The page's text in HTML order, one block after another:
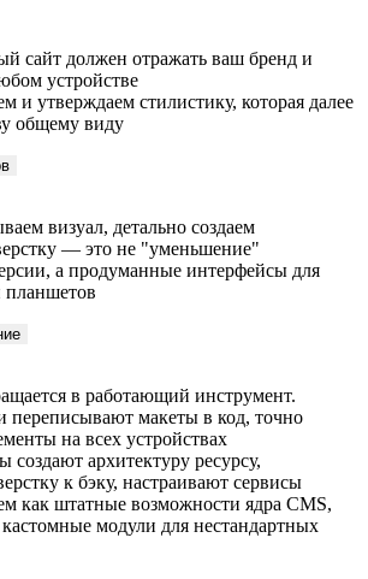
устройстве
и утверждаем стилистику, которая далее
общему виду
— это не "уменьшение"
а продуманные интерфейсы для
планшетов
переписывают макеты в код, точно
на всех устройствах
создают архитектуру ресурсу,
к бэку, настраивают сервисы
как штатные возможности ядра CMS,
кастомные модули для нестандартных